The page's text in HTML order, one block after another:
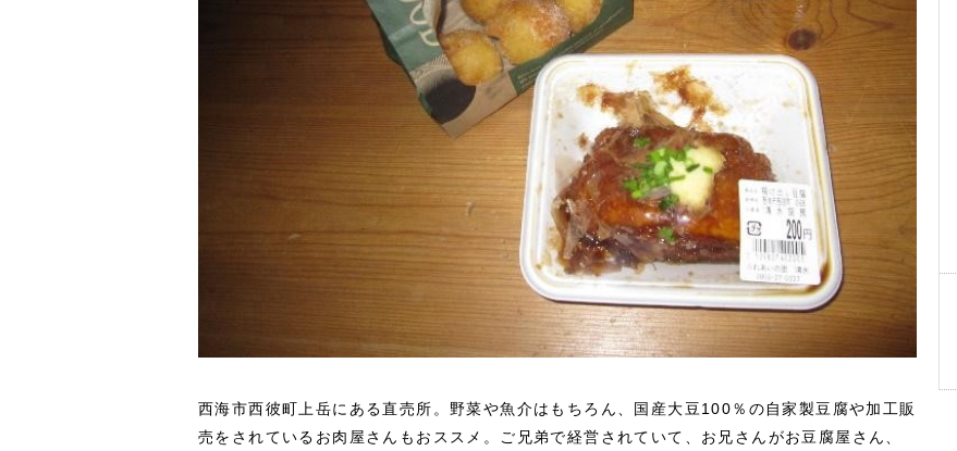
西海市西彼町上岳にある直売所。野菜や魚介はもちろん、国産大豆100％の自家製豆腐や加工販
売をされているお肉屋さんもおススメ。ご兄弟で経営されていて、お兄さんがお豆腐屋さん、